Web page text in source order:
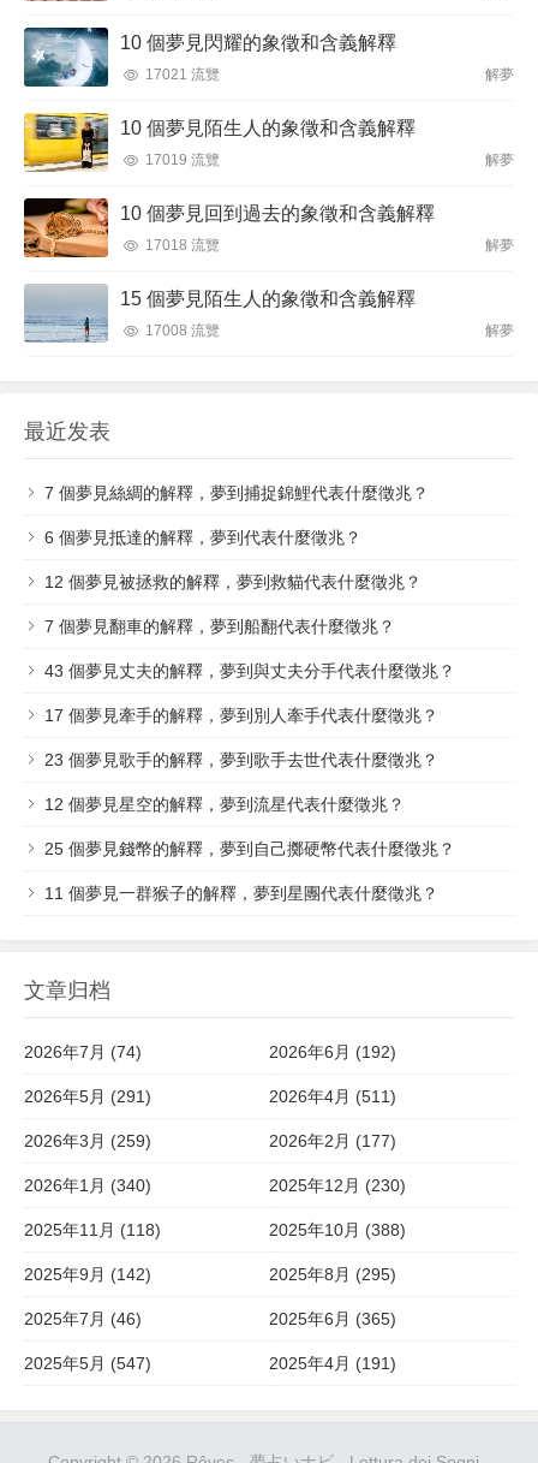
10 個夢見閃耀的象徵和含義解釋
17021 流覽 解夢
10 個夢見陌生人的象徵和含義解釋
17019 流覽 解夢
10 個夢見回到過去的象徵和含義解釋
17018 流覽 解夢
15 個夢見陌生人的象徵和含義解釋
17008 流覽 解夢
最近发表
7 個夢見絲綢的解釋，夢到捕捉錦鯉代表什麼徵兆？
6 個夢見抵達的解釋，夢到代表什麼徵兆？
12 個夢見被拯救的解釋，夢到救貓代表什麼徵兆？
7 個​夢見翻車的解釋，夢到船翻代表什麼徵兆？
43 個夢見丈夫的解釋，夢到與丈夫分手代表什麼徵兆？
17 個夢見牽手的解釋，夢到別人牽手代表什麼徵兆？
23 個夢見歌手的解釋，夢到歌手去世代表什麼徵兆？
12 個夢見星空的解釋，夢到流星代表什麼徵兆？
25 個夢見錢幣的解釋，夢到自己擲硬幣代表什麼徵兆？
11 個夢見一群猴子的解釋，夢到星團代表什麼徵兆？
文章归档
2026年7月 (74) 2026年6月 (192)
2026年5月 (291) 2026年4月 (511)
2026年3月 (259) 2026年2月 (177)
2026年1月 (340) 2025年12月 (230)
2025年11月 (118) 2025年10月 (388)
2025年9月 (142) 2025年8月 (295)
2025年7月 (46) 2025年6月 (365)
2025年5月 (547) 2025年4月 (191)